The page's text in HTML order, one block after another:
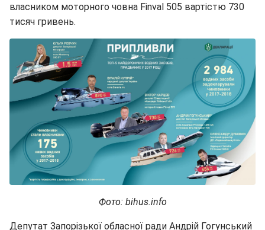
власником моторного човна Finval 505 вартістю 730
тисяч гривень.
Фото: bihus.info
Депутат Запорізької обласної ради Андрій Гогунський